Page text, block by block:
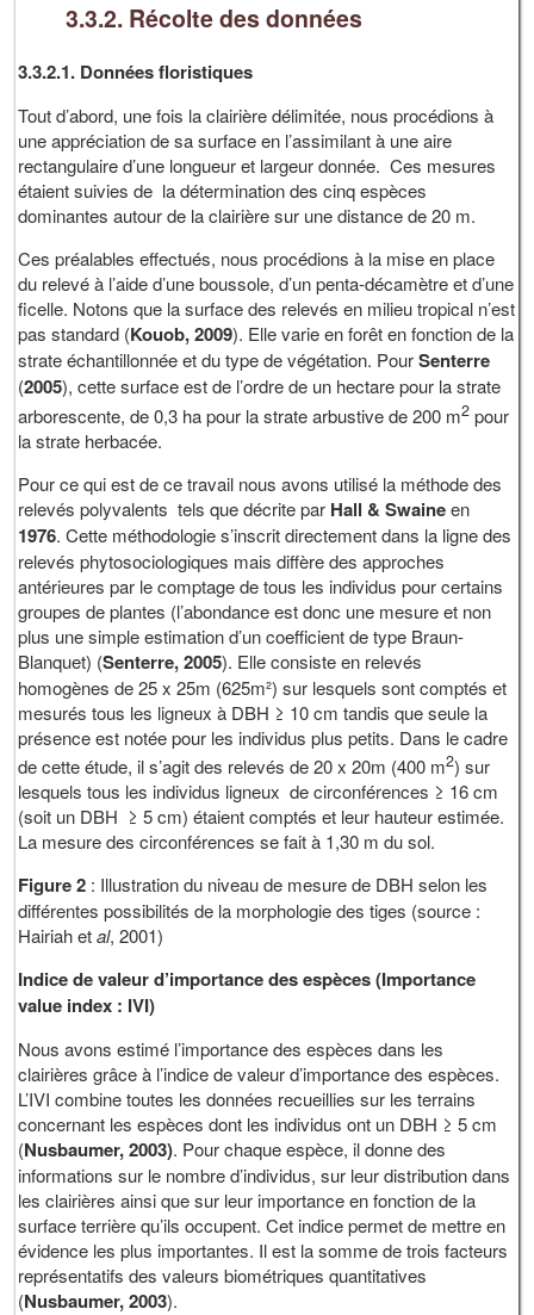
3.3.2. Récolte des données
3.3.2.1. Données floristiques
Tout d’abord, une fois la clairière délimitée, nous procédions à
une appréciation de sa surface en l’assimilant à une aire
rectangulaire d’une longueur et largeur donnée. Ces mesures
étaient suivies de la détermination des cinq espèces
dominantes autour de la clairière sur une distance de 20 m.
Ces préalables effectués, nous procédions à la mise en place
du relevé à l’aide d’une boussole, d’un penta-décamètre et d’une
ficelle. Notons que la surface des relevés en milieu tropical n’est
pas standard (Kouob, 2009). Elle varie en forêt en fonction de la
strate échantillonnée et du type de végétation. PourSenterre
(2005), cette surface est de l’ordre de un hectare pour la strate
arborescente, de 0,3 ha pour la strate arbustive de 200 m2 pour
la strate herbacée.
Pour ce qui est de ce travail nous avons utilisé la méthode des
relevés polyvalents tels que décrite par Hall & Swaineen
1976. Cette méthodologie s’inscrit directement dans la ligne des
relevés phytosociologiques mais diffère des approches
antérieures par le comptage de tous les individus pour certains
groupes de plantes (l’abondance est donc une mesure et non
plus une simple estimation d’un coefficient de type Braun-
Blanquet) (Senterre, 2005). Elle consiste en relevés
homogènes de 25 x 25m (625m²) sur lesquels sont comptés et
mesurés tous les ligneux à DBH ≥ 10 cm tandis que seule la
présence est notée pour les individus plus petits. Dans le cadre
de cette étude, il s’agit des relevés de 20 x 20m (400 m2) sur
lesquels tous les individus ligneux de circonférences ≥ 16 cm
(soit un DBH ≥ 5 cm) étaient comptés et leur hauteur estimée.
La mesure des circonférences se fait à 1,30 m du sol.
Figure 2 : Illustration du niveau de mesure de DBH selon les
différentes possibilités de la morphologie des tiges (source :
Hairiah etal, 2001)
Indice de valeur d’importance des espèces (Importance
value index : IVI)
Nous avons estimé l’importance des espèces dans les
clairières grâce à l’indice de valeur d’importance des espèces.
L’IVI combine toutes les données recueillies sur les terrains
concernant les espèces dont les individus ont un DBH ≥ 5 cm
(Nusbaumer, 2003). Pour chaque espèce, il donne des
informations sur le nombre d’individus, sur leur distribution dans
les clairières ainsi que sur leur importance en fonction de la
surface terrière qu’ils occupent. Cet indice permet de mettre en
évidence les plus importantes. Il est la somme de trois facteurs
représentatifs des valeurs biométriques quantitatives
(Nusbaumer, 2003).